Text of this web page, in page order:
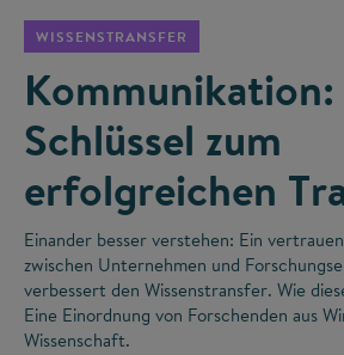
WISSENSTRANSFER
Kommunikation:
Schlüssel zum
erfolgreichen
Einander besser verstehen: Ein
zwischen Unternehmen und
verbessert den Wissenstransfer. Wie
Eine Einordnung von Forschenden aus
Wissenschaft.